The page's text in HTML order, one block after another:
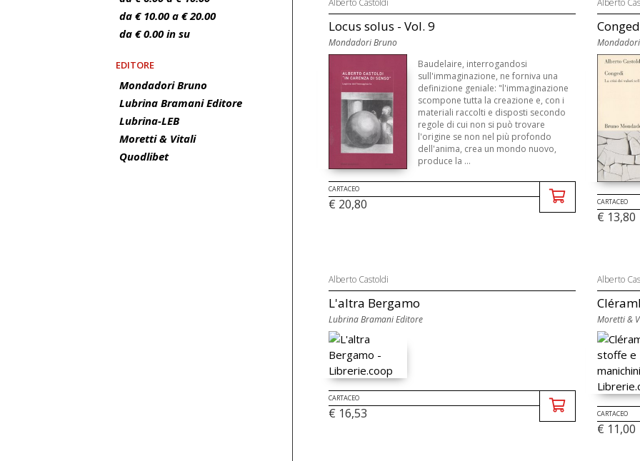
da € 10.00 a € 20.00
da € 0.00 in su
EDITORE
Mondadori Bruno
Lubrina Bramani Editore
Lubrina-LEB
Moretti & Vitali
Quodlibet
Locus solus - Vol. 9
Mondadori Bruno
Baudelaire, interrogandosi
sull'immaginazione, ne forniva una
definizione geniale: "l'immaginazione
scompone tutta la creazione e, con i
materiali raccolti e disposti secondo
regole di cui non si può trovare
l'origine se non nel più profondo
dell'anima, crea un mondo nuovo,
produce la ...
CARTACEO
€ 20,80 CARTACEO
€ 13,80
Alberto Castoldi
L'altra Bergamo
Lubrina Bramani Editore
CARTACEO
€ 16,53
Alberto
Moretti &
CARTACEO
€ 11,00